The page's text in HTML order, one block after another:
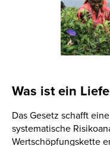
Was ist ein
Das Gesetz schafft
systematische
Wertschöpfungskette